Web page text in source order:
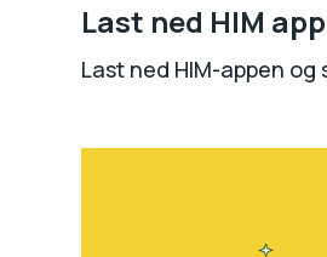
Last ned HIM app
Last ned HIM-appen